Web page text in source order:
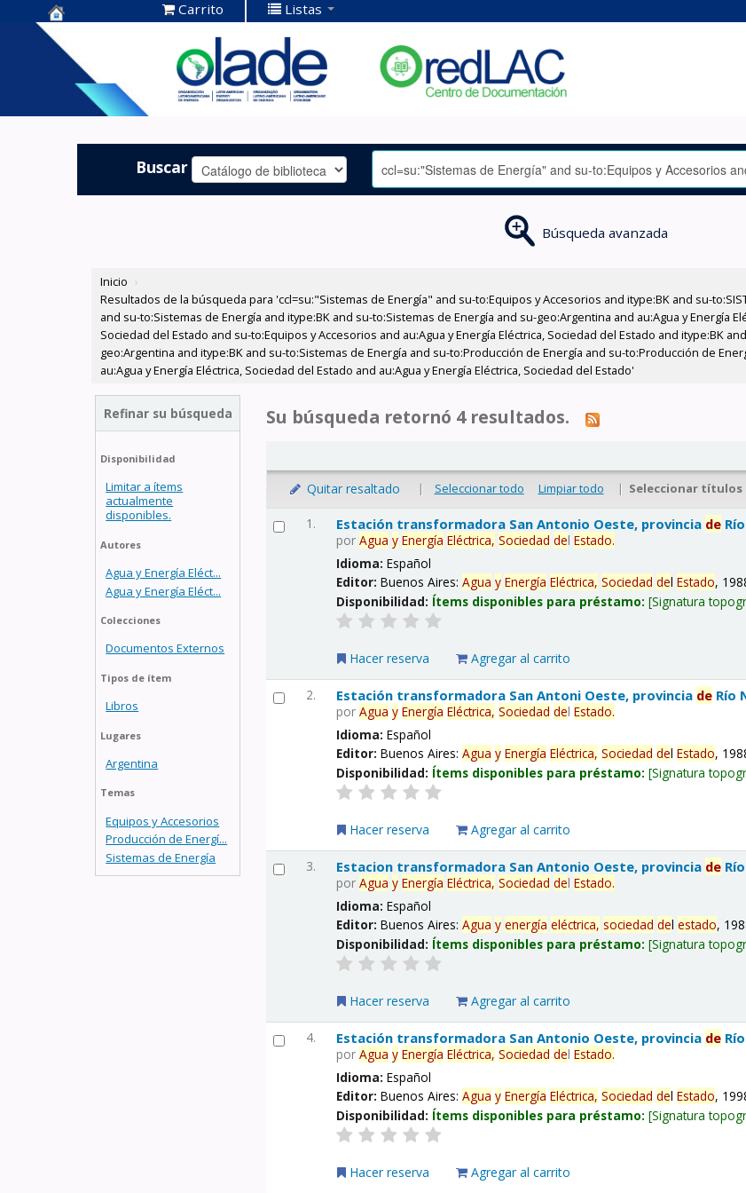
Centro de
Documentación
OLADE -
Carrito Listas
Buscar
Búsqueda avanzada
Inicio ›
Resultados de la búsqueda para 'ccl=su:"Sistemas de Energía" and su-to:Equipos y Accesorios and itype:BK and su-
and su-to:Sistemas de Energía and itype:BK and su-to:Sistemas de Energía and su-geo:Argentina and au:Agua y Energía
Sociedad del Estado and su-to:Equipos y Accesorios and au:Agua y Energía Eléctrica, Sociedad del Estado and itype:BK
geo:Argentina and itype:BK and su-to:Sistemas de Energía and su-to:Producción de Energía and su-to:Producción de
au:Agua y Energía Eléctrica, Sociedad del Estado and au:Agua y Energía Eléctrica, Sociedad del Estado'
Refinar su búsqueda
Disponibilidad
Limitar a ítems
actualmente
disponibles.
Autores
Agua y Energía Eléct...
Agua y Energía Eléct...
Colecciones
Documentos Externos
Tipos de ítem
Libros
Lugares
Argentina
Temas
Equipos y Accesorios
Producción de Energí...
Sistemas de Energía
Su búsqueda retornó 4 resultados.
Quitar resaltado | Seleccionar todo Limpiar todo | Seleccionar títulos
1. Estación transformadora San Antonio Oeste, provincia de
porAgua y Energía Eléctrica, Sociedad delEstado.
Idioma:Español
Editor:Buenos Aires:Agua y Energía Eléctrica, Sociedad delEstado,
Disponibilidad: Ítems disponibles para préstamo: Signatura
Hacer reserva Agregar al carrito
2. Estación transformadora San Antoni Oeste, provincia de Río
porAgua y Energía Eléctrica, Sociedad delEstado.
Idioma:Español
Editor:Buenos Aires:Agua y Energía Eléctrica, Sociedad delEstado,
Disponibilidad: Ítems disponibles para préstamo: Signatura
Hacer reserva Agregar al carrito
3. Estacion transformadora San Antonio Oeste, provincia de
porAgua y Energía Eléctrica, Sociedad delEstado.
Idioma:Español
Editor:Buenos Aires:Agua y energía eléctrica, sociedad delestado,
Disponibilidad: Ítems disponibles para préstamo: Signatura
Hacer reserva Agregar al carrito
4. Estación transformadora San Antonio Oeste, provincia de
porAgua y Energía Eléctrica, Sociedad delEstado.
Idioma:Español
Editor:Buenos Aires:Agua y Energía Eléctrica, Sociedad delEstado,
Disponibilidad: Ítems disponibles para préstamo: Signatura
Hacer reserva Agregar al carrito